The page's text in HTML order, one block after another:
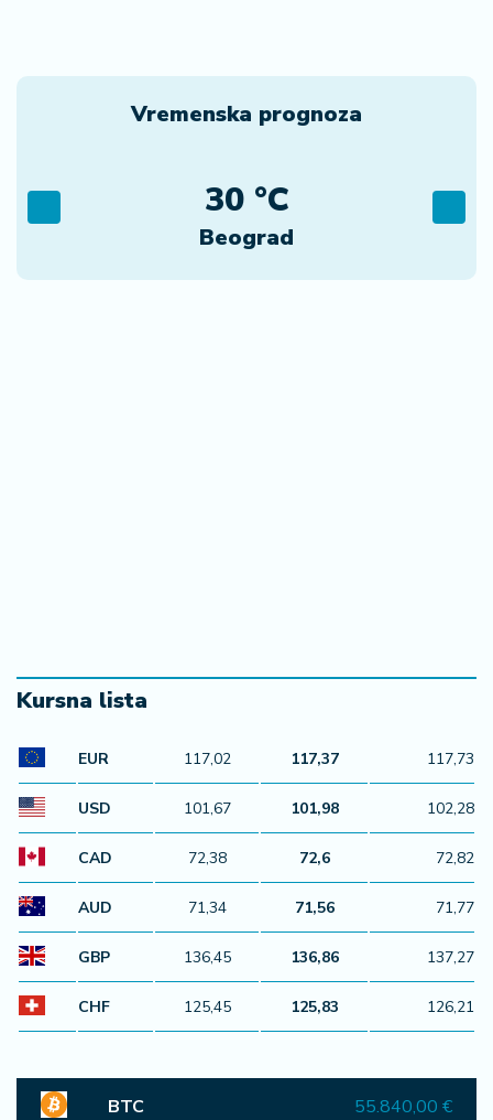
Vremenska prognoza
Beograd
30 °C
Kursna lista
EUR 117,02 117,37 117,73
USD 101,67 101,98 102,28
CAD 72,38 72,6 72,82
AUD 71,34 71,56 71,77
GBP 136,45 136,86 137,27
CHF 125,45 125,83 126,21
BTC 55.840,00 €